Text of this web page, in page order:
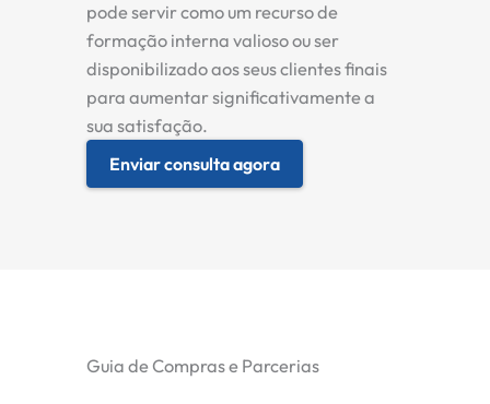
pode servir como um recurso de
formação interna valioso ou ser
disponibilizado aos seus clientes finais
para aumentar significativamente a
sua satisfação.
Enviar consulta agora
Guia de Compras e Parcerias